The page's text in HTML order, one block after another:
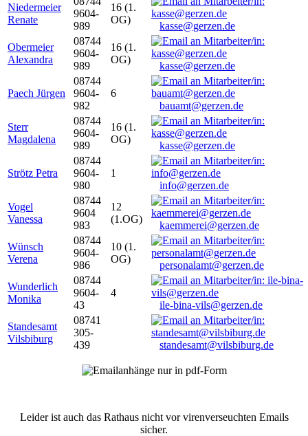
Niedermeier
Renate
9604-
989
16 (1.
OG)
kasse@gerzen.de
Obermeier
Alexandra
08744
9604-
989
16 (1.
OG)
kasse@gerzen.de
Paech Jürgen
08744
9604-
982
6
bauamt@gerzen.de
Sterr
Magdalena
08744
9604-
989
16 (1.
OG)
kasse@gerzen.de
Strötz Petra
08744
9604-
980
1
info@gerzen.de
Vogel
Vanessa
08744
9604
983
12
(1.OG)
kaemmerei@gerzen.de
Wünsch
Verena
08744
9604-
986
10 (1.
OG)
personalamt@gerzen.de
Wunderlich
Monika
08744
9604-
43
4
ile-bina-vils@gerzen.de
Standesamt
Vilsbiburg
08741
305-
439
standesamt@vilsbiburg.de
Leider ist auch das Rathaus nicht vor virenverseuchten Emails
sicher.